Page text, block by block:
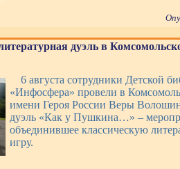
дуэль в
6 августа сотрудники Детской
«Инфосфера» провели в
имени Героя России Веры
дуэль «Как у Пушкина…» –
объединившее классическую
игру.